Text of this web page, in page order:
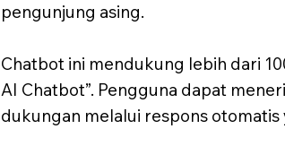
pengunjung asing.
Chatbot ini mendukung lebih dari
AI Chatbot”. Pengguna dapat
dukungan melalui respons